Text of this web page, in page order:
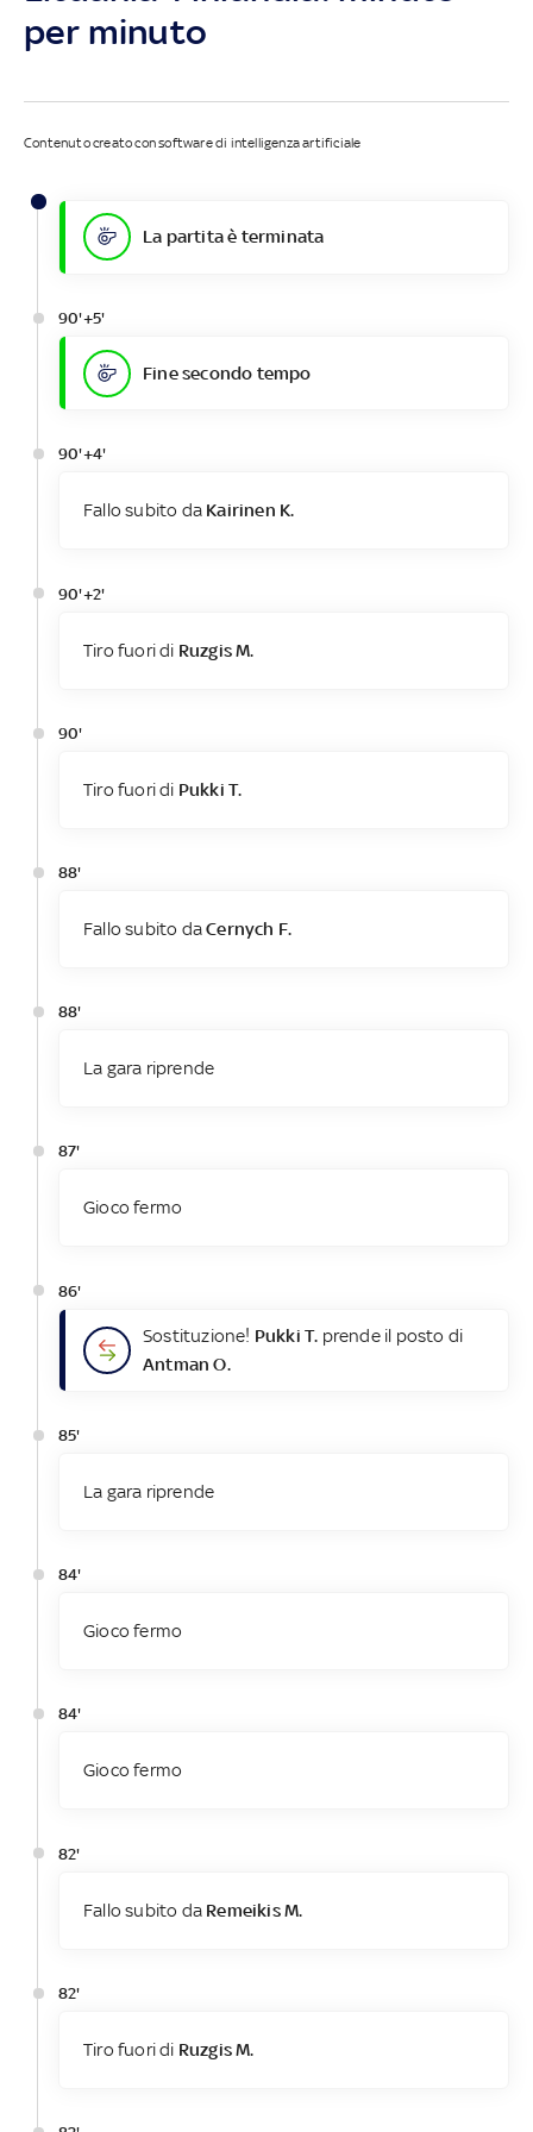
per minuto
Contenuto creato con software di intelligenza artificiale
La partita è terminata
90'+5'
Fine secondo tempo
90'+4'
Fallo subito da Kairinen K.
90'+2'
Tiro fuori di Ruzgis M.
90'
Tiro fuori di Pukki T.
88'
Fallo subito daCernych F.
88'
La gara riprende
87'
Gioco fermo
86'
Sostituzione! Pukki T. prende il posto di
Antman O.
85'
La gara riprende
84'
Gioco fermo
84'
Gioco fermo
82'
Fallo subito da Remeikis M.
82'
Tiro fuori di Ruzgis M.